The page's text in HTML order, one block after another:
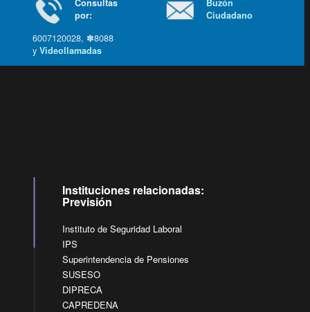
Consultas
por:
6007120028, ✽8088
yVideollamadas
Buzón
Ciudadano
Instituciones relacionadas:
Previsión
Instituto de Seguridad Laboral
IPS
Superintendencia de Pensiones
SUSESO
DIPRECA
CAPREDENA